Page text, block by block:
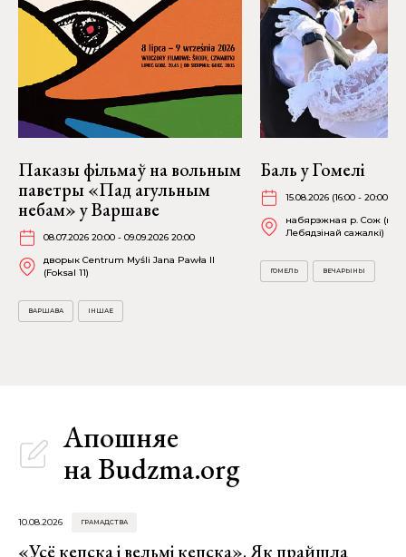
Паказы фільмаў на вольным
паветры «Пад агульным
небам» у Варшаве
08.07.2026 20:00 - 09.09.2026 20:00
дворык Centrum Myśli Jana Pawła II
(Foksal 11)
ВАРШАВА ІНШАЕ
Баль у Гомелі
15.08.2026 (16:00 - 20:00)
набярэжная р. Сож
Лебядзінай сажалкі)
ГОМЕЛЬ ВЕЧАРЫНЫ
Апошняе
на Budzma.org
10.08.2026 ГРАМАДСТВА
«Усё кепска і вельмі кепска». Як прайшла